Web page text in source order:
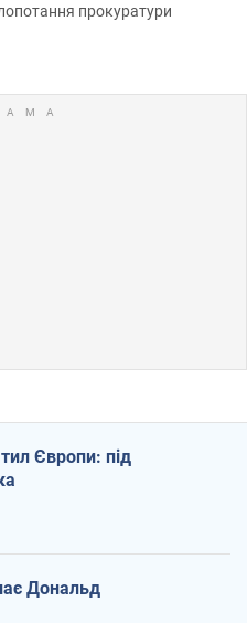
прокуратури
Європи: під
Дональд